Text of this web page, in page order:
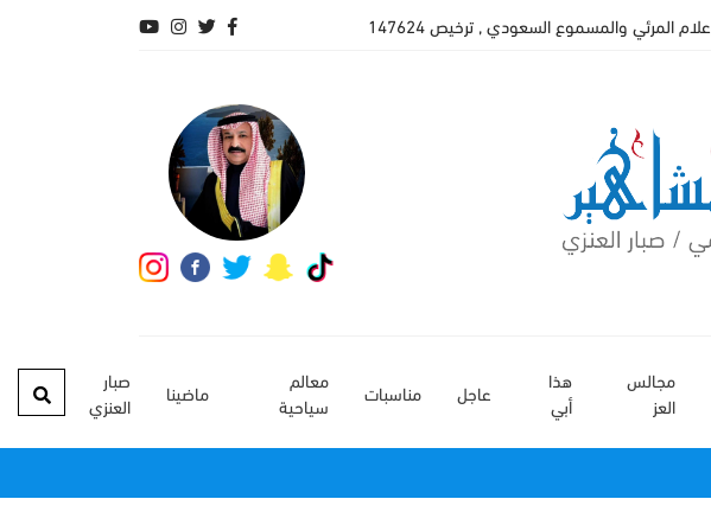
المرئي والمسموع السعودي , ترخيص 147624
مجالس
العز
هذا
أبي
عاجل مناسبات
معالم
سياحية
ماضينا
صبار
العنزي